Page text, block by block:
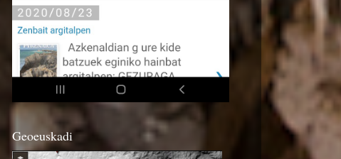
Geoeuskadi